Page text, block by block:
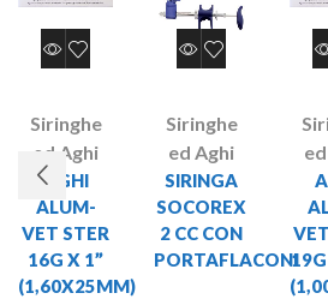
Siringhe
ed Aghi
AGHI
ALUM-
VET STER
16G X 1”
(1,60X25MM)
Siringhe
ed Aghi
SIRINGA
SOCOREX
2 CC CON
PORTAFLACONI